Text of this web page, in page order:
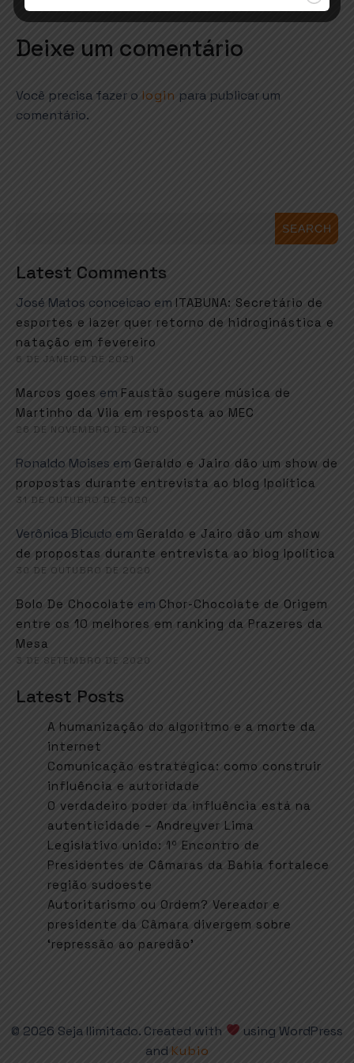
Deixe um comentário
Você precisa fazer o login para publicar um
comentário.
SEARCH
Latest Comments
José Matos conceicao em ITABUNA: Secretário de
esportes e lazer quer retorno de hidroginástica e
natação em fevereiro
6 DE JANEIRO DE 2021
Marcos goes em Faustão sugere música de
Martinho da Vila em resposta ao MEC
26 DE NOVEMBRO DE 2020
Ronaldo Moises em Geraldo e Jairo dão um show de
propostas durante entrevista ao blog Ipolítica
31 DE OUTUBRO DE 2020
Verônica Bicudo em Geraldo e Jairo dão um show
de propostas durante entrevista ao blog Ipolítica
30 DE OUTUBRO DE 2020
Bolo De Chocolate em Chor-Chocolate de Origem
entre os 10 melhores em ranking da Prazeres da
Mesa
3 DE SETEMBRO DE 2020
Latest Posts
A humanização do algoritmo e a morte da
internet
Comunicação estratégica: como construir
influência e autoridade
O verdadeiro poder da influência está na
autenticidade – Andreyver Lima
Legislativo unido: 1º Encontro de
Presidentes de Câmaras da Bahia fortalece
região sudoeste
Autoritarismo ou Ordem? Vereador e
presidente da Câmara divergem sobre
‘repressão ao paredão’
© 2026 Seja Ilimitado. Created with
using WordPress
and Kubio